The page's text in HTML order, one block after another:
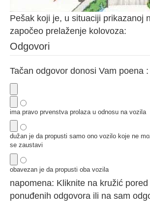
Pešak koji je, u situaciji prikazanoj
započeo prelaženje kolovoza:
Odgovori
Tačan odgovor donosi Vam poena
ima pravo prvenstva prolaza u odnosu na vozila
dužan je da propusti samo ono vozilo koje ne
se zaustavi
obavezan je da propusti oba vozila
napomena: Kliknite na kružić
ponuđenih odgovora ili na sam